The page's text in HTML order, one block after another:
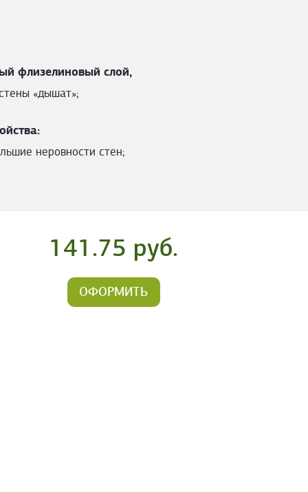
флизелиновый слой,
«дышат»;
неровности стен;
141.75 руб.
ОФОРМИТЬ